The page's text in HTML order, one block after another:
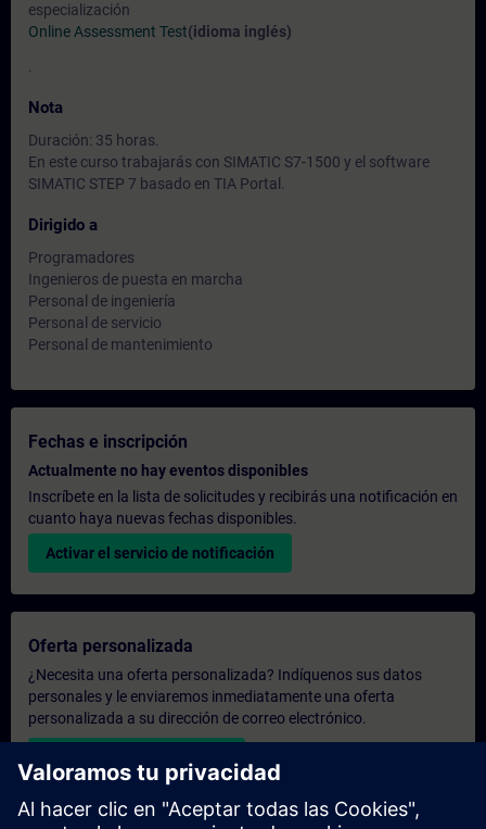
especialización
Online Assessment Test(idioma inglés)
Nota
Duración: 35 horas.
En este curso trabajarás con SIMATIC S7-1500 y el software
SIMATIC STEP 7 basado en TIA Portal.
Dirigido a
Programadores
Ingenieros de puesta en marcha
Personal de ingeniería
Personal de servicio
Personal de mantenimiento
Fechas e inscripción
Actualmente no hay eventos disponibles
Inscríbete en la lista de solicitudes y recibirás una notificación en
cuanto haya nuevas fechas disponibles.
Activar el servicio de notificación
Oferta personalizada
¿Necesita una oferta personalizada? Indíquenos sus datos
personales y le enviaremos inmediatamente una oferta
personalizada a su dirección de correo electrónico.
Enviar una oferta personal